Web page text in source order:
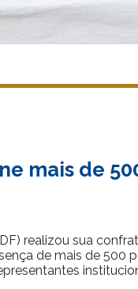
mais de
realizou sua
de mais de 500